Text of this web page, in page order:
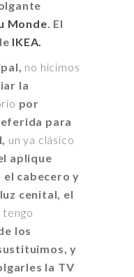
Monde . El
IKEA.
no hicimos
la
por
para
un ya clásico
aplique
el cabecero y
cenital, el
tengo
los
y
la TV